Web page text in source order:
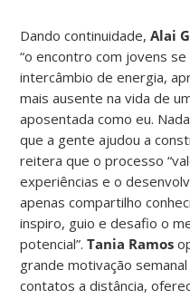
Dando continuidade,Alai
“o encontro com jovens
intercâmbio de energia,
mais ausente na vida de
aposentada como eu.
que a gente ajudou a
reitera que o processo
experiências e o
apenas compartilho
inspiro, guio e desafio o
potencial”.Tania Ramos
grande motivação
contatos a distância,